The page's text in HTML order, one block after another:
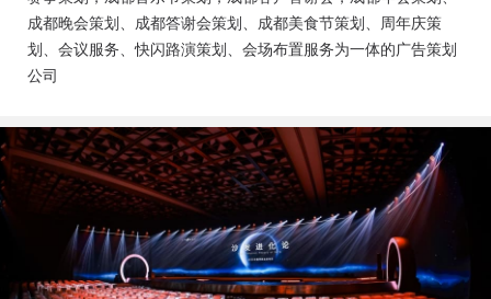
成都晚会策划、成都答谢会策划、成都美食节策划、周年庆策
划、会议服务、快闪路演策划、会场布置服务为一体的广告策划
公司